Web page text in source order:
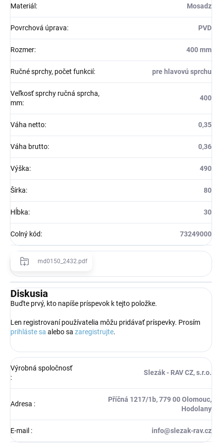
Materiál : Mosadz
Povrchová úprava: PVD
Rozmer: 400 mm
Ručné sprchy, počet funkcií: pre hlavovú sprchu
Veľkosť sprchy ručná sprcha,
mm:
400
Váha netto: 0,35
Váha brutto: 0,36
Výška: 490
Šírka: 80
Hĺbka: 30
Colný kód: 73249000
md0150_2432.pdf
Diskusia
Buďte prvý, kto napíše príspevok k tejto položke.
Len registrovaní používatelia môžu pridávať príspevky. Prosím
prihláste sa alebo sa zaregistrujte.
Výrobná spoločnosť
:
Slezák - RAV CZ, s.r.o.
Adresa :
Příčná 1217/1b, 779 00 Olomouc,
Hodolany
E-mail : info@slezak-rav.cz